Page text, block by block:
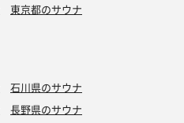
東京都のサウナ
石川県のサウナ
長野県のサウナ